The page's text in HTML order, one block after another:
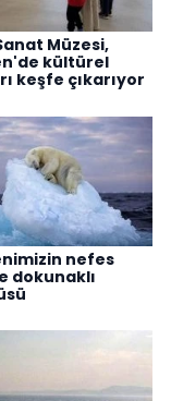
Müzesi,
kültürel
keşfe çıkarıyor
nefes
dokunaklı